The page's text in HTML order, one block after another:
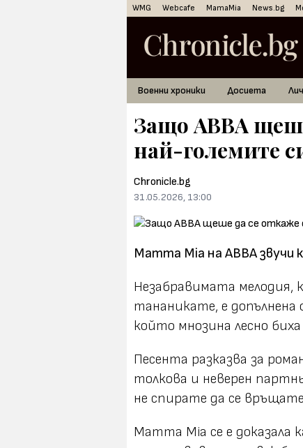
WMG Webcafe MamaMia News.bg
Военни хроники Досиета
Защо ABBA
най-големите
Chronicle.bg
31.05.2026, 13:00
Mamma Mia на ABBA
Незабравимата мелодия,
тананикате, е
който мнозина лесно
Песента разказва за
толкова и неверен
не спирате да се
Mamma Mia се е